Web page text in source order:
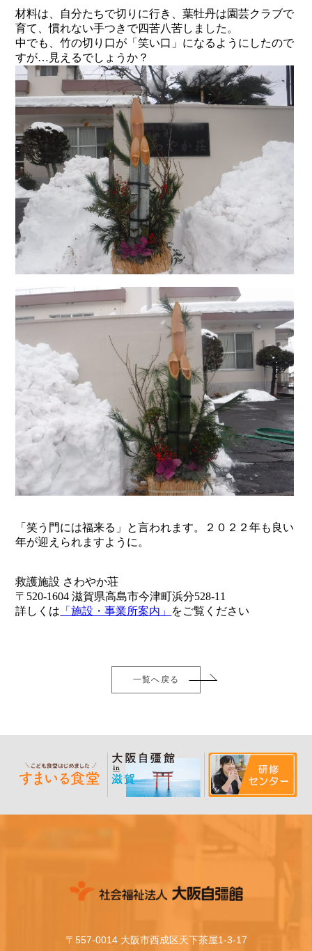
材料は、自分たちで切りに行き、葉牡丹は園芸クラブで
育て、慣れない手つきで四苦八苦しました。
中でも、竹の切り口が「笑い口」になるようにしたので
すが…見えるでしょうか？
「笑う門には福来る」と言われます。２０２２年も良い
年が迎えられますように。
救護施設 さわやか荘
〒520-1604 滋賀県高島市今津町浜分528-11
詳しくは 「施設・事業所案内」 をご覧ください
一覧へ戻る
〒557-0014 大阪市西成区天下茶屋1-3-17